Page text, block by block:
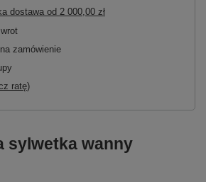
dostawa od 2 000,00 zł
zamówienie
ratę)
sylwetka wanny